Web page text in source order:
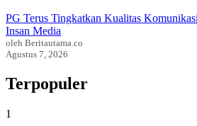
PG Terus Tingkatkan Kualitas
Insan Media
oleh Beritautama.co
Agustus 7, 2026
Terpopuler
1